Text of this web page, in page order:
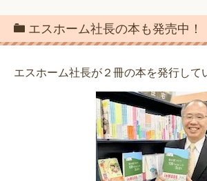
エスホーム社長の本も発売中！
エスホーム社長が２冊の本を発行して